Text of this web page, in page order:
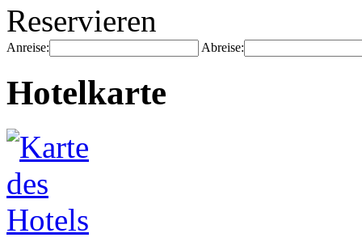
Reservieren
Anreise: Abreise:
Hotelkarte